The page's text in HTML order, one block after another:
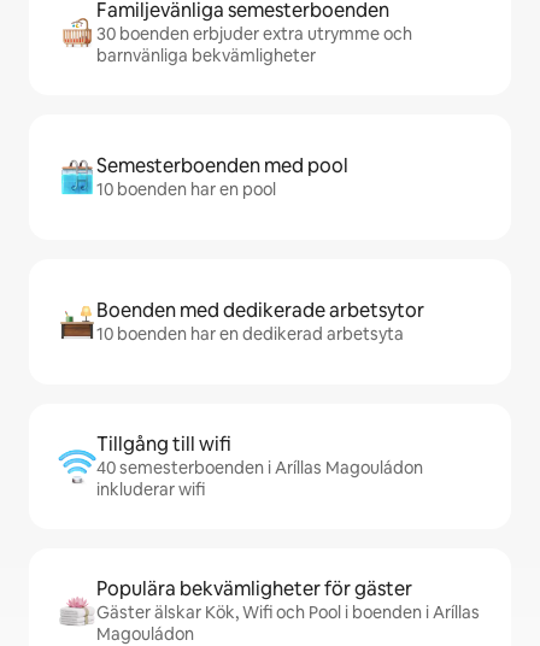
Familjevänliga semesterboenden
30 boenden erbjuder extra utrymme och
barnvänliga bekvämligheter
Semesterboenden med pool
10 boenden har en pool
Boenden med dedikerade arbetsytor
10 boenden har en dedikerad arbetsyta
Tillgång till wifi
40 semesterboenden i Aríllas Magouládon
inkluderar wifi
Populära bekvämligheter för gäster
Gäster älskar Kök, Wifi och Pool i boenden i Aríllas
Magouládon